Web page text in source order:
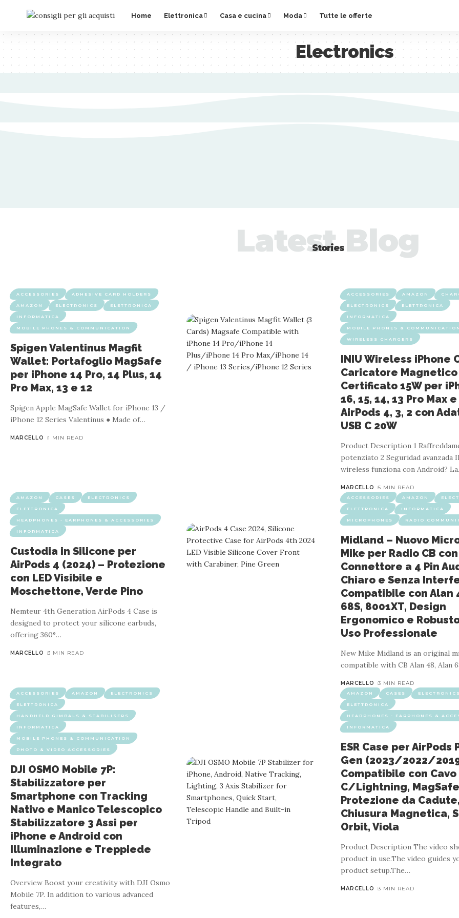
Home Elettronica Casa e cucina Moda Tutte le offerte
Electronics
HEADPHONES - EARPHONES & ACCESSORIES
Cuffie Jabra Evolve 10: Microfono con Cancellazione del Rumore per PC e
Certificazione TCO – Ideali per Riunioni Online –
4 MIN READ
From the manufacturer The video showcases the product in use.The video guides you through product setup.The video
unpacked. Evolve 10 con microfono a cancellazione di rumore Merchant video Quanto è lungo il cavo? Il
Stories
Latest Blog
ACCESSORIES ADHESIVE CARD HOLDERS
AMAZON ELECTRONICS ELETTRONICA
INFORMATICA
MOBILE PHONES & COMMUNICATION
Spigen Valentinus Magfit
Wallet: Portafoglio MagSafe
per iPhone 14 Pro, 14 Plus, 14
Pro Max, 13 e 12
Spigen Apple MagSafe Wallet for iPhone 13 /
iPhone 12 Series Valentinus ● Made of…
MARCELLO 1 MIN READ
ACCESSORIES AMAZON
ELECTRONICS ELETTRONICA
INFORMATICA
MOBILE PHONES & COMMUNICATION
WIRELESS CHARGERS
INIU Wireless iPhone
Caricatore Magnetico
Certificato 15W per
16, 15, 14, 13 Pro Max
AirPods 4, 3, 2 con
USB C 20W
Product Description 1
potenziato 2 Seguridad avanzada
wireless funziona con Android? La
MARCELLO 5 MIN READ
AMAZON CASES ELECTRONICS
ELETTRONICA
HEADPHONES - EARPHONES & ACCESSORIES
INFORMATICA
Custodia in Silicone per
AirPods 4 (2024) – Protezione
con LED Visibile e
Moschettone, Verde Pino
Nemteur 4th Generation AirPods 4 Case is
designed to protect your silicone earbuds,
offering 360°…
MARCELLO 3 MIN READ
ACCESSORIES AMAZON
ELETTRONICA INFORMATICA
MICROPHONES RADIO
Midland – Nuovo
Mike per Radio CB con
Connettore a 4 Pin
Chiaro e Senza
Compatibile con Alan
68S, 8001XT, Design
Ergonomico e
Uso Professionale
New Mike Midland is an original
compatible with CB Alan 48, Alan
MARCELLO 3 MIN READ
ACCESSORIES AMAZON ELECTRONICS
ELETTRONICA
HANDHELD GIMBALS & STABILISERS
INFORMATICA
MOBILE PHONES & COMMUNICATION
PHOTO & VIDEO ACCESSORIES
DJI OSMO Mobile 7P:
Stabilizzatore per
Smartphone con Tracking
Nativo e Manico Telescopico
Stabilizzatore 3 Assi per
iPhone e Android con
Illuminazione e Treppiede
Integrato
Overview Boost your creativity with DJI Osmo
Mobile 7P. In addition to various advanced
features,…
AMAZON CASES ELECTRONICS
ELETTRONICA
HEADPHONES - EARPHONES &
INFORMATICA
ESR Case per AirPods
Gen (2023/2022/
Compatibile con Cavo
C/Lightning,
Protezione da Cadute,
Chiusura Magnetica,
Orbit, Viola
Product Description The video
product in use.The video guides
product setup.The…
MARCELLO 3 MIN READ